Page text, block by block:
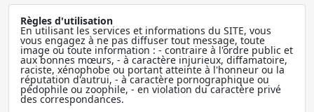
Règles d'utilisation
En utilisant les services et informations du SITE, vous
vous engagez à ne pas diffuser tout message, toute
image ou toute information : - contraire à l'ordre public et
aux bonnes mœurs, - à caractère injurieux, diffamatoire,
raciste, xénophobe ou portant atteinte à l'honneur ou la
réputation d'autrui, - à caractère pornographique ou
pédophile ou zoophile, - en violation du caractère privé
des correspondances.